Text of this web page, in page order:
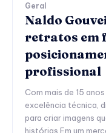
Geral
Naldo
retratos em
profissional
Com mais de 15
excelência técnica,
para criar imagens
histórias Em um